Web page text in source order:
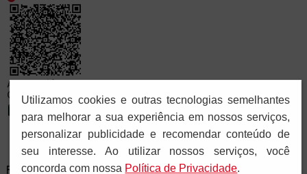
Acesse já
Consulte o cadastro da FAPCOM no sistema e-MEC
Utilizamos cookies e outras tecnologias semelhantes
para melhorar a sua experiência em nossos serviços,
personalizar publicidade e recomendar conteúdo de
seu interesse. Ao utilizar nossos serviços, você
concorda com nossa Polí­tica de Privacidade.